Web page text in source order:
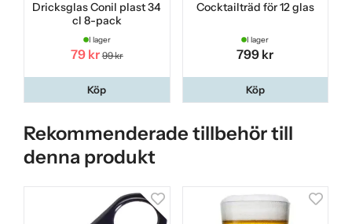
Dricksglas Conil plast 34
cl 8-pack
I lager
79 kr 99 kr
Köp
Cocktailträd för 12 glas
I lager
799 kr
Köp
Rekommenderade tillbehör till
denna produkt